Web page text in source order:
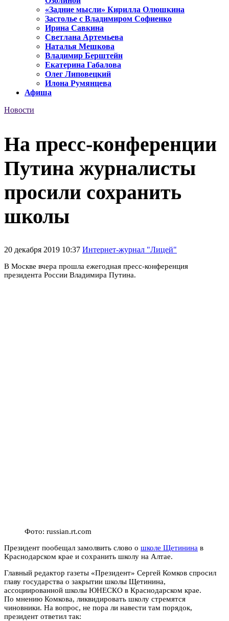
«Задние мысли» Кирилла Олюшкина
Застолье с Владимиром Софиенко
Ирина Савкина
Светлана Артемьева
Наталья Мешкова
Владимир Берштейн
Екатерина Габалова
Олег Липовецкий
Илона Румянцева
Афиша
Новости
На пресс-конференции
Путина журналисты
просили сохранить
школы
20 декабря 2019 10:37 Интернет-журнал "Лицей"
В Москве вчера прошла ежегодная пресс-конференция
президента России Владимира Путина.
Фото: russian.rt.com
Президент пообещал замолвить слово о школе Щетинина в
Краснодарском крае и сохранить школу на Алтае.
Главный редактор газеты «Президент» Сергей Комков спросил
главу государства о закрытии школы Щетинина,
ассоциированной школы ЮНЕСКО в Краснодарском крае.
По мнению Комкова, ликвидировать школу стремятся
чиновники. На вопрос, не пора ли навести там порядок,
президент ответил так: